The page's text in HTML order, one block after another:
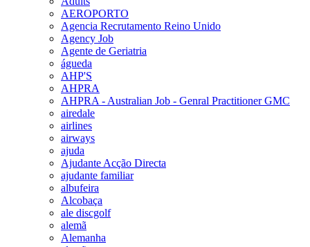
AEROPORTO
Agencia Recrutamento Reino Unido
Agency Job
Agente de Geriatria
águeda
AHP'S
AHPRA
AHPRA - Australian Job - Genral Practitioner GMC
airedale
airlines
airways
ajuda
Ajudante Acção Directa
ajudante familiar
albufeira
Alcobaça
ale discgolf
alemã
Alemanha